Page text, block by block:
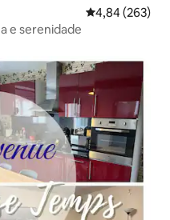
4,84 de uma
4,84 (263)
e serenidade